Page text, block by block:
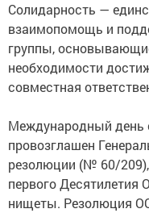
Солидарность —
взаимопомощь и
группы,
необходимости
совместная
Международный день
провозглашен
резолюции (№ 60/
первого
нищеты. Резолюция